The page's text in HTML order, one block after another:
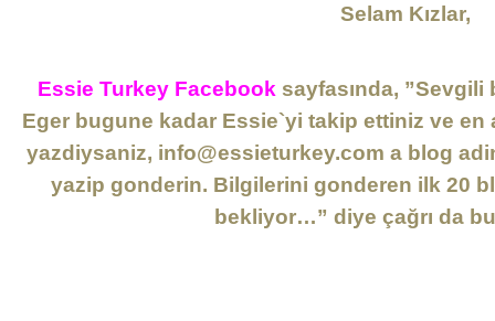
Selam Kızlar,
Essie Turkey Facebook sayfasında,
Eger bugune kadar Essie`yi takip ettiniz ve
yazdiysaniz, info@essieturkey.com a blog
yazip gonderin. Bilgilerini gonderen ilk 20
bekliyor…” diye çağrı da